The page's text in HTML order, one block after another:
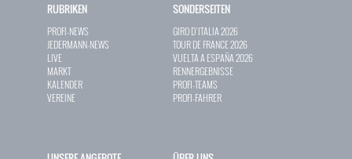
RUBRIKEN
PROFI-NEWS
JEDERMANN-NEWS
LIVE
MARKT
KALENDER
VEREINE
SONDERSEITEN
GIRO D`ITALIA 2026
TOUR DE FRANCE 2026
VUELTA A ESPAÑA 2026
RENNERGEBNISSE
PROFI-TEAMS
PROFI-FAHRER